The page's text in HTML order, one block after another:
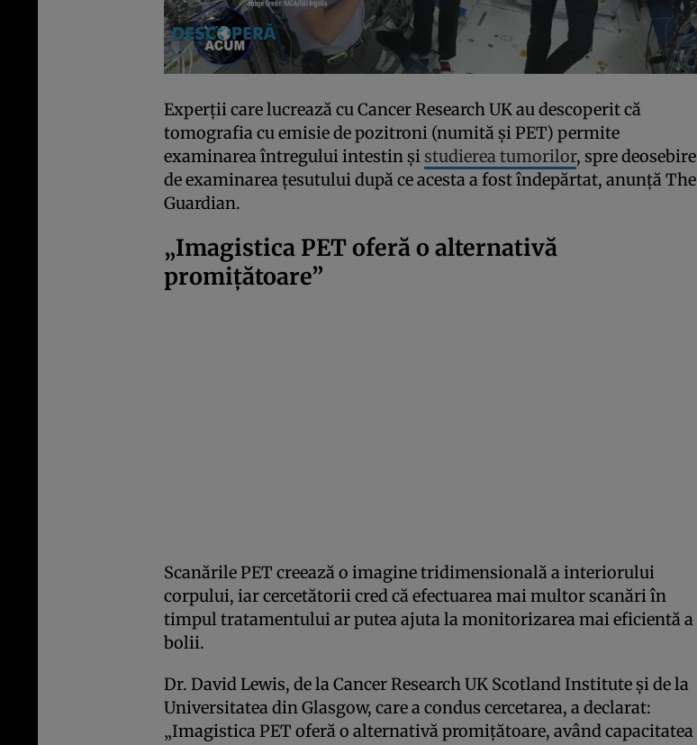
Experții care lucrează cu Cancer Research UK au descoperit că
tomografia cu emisie de pozitroni (numită și PET) permite
examinarea întregului intestin și studierea tumorilor, spre deosebire
de examinarea țesutului după ce acesta a fost îndepărtat, anunță The
Guardian.
„Imagistica PET oferă o alternativă
promițătoare”
Scanările PET creează o imagine tridimensională a interiorului
corpului, iar cercetătorii cred că efectuarea mai multor scanări în
timpul tratamentului ar putea ajuta la monitorizarea mai eficientă a
bolii.
Dr. David Lewis, de la Cancer Research UK Scotland Institute și de la
Universitatea din Glasgow, care a condus cercetarea, a declarat:
„Imagistica PET oferă o alternativă promițătoare, având capacitatea